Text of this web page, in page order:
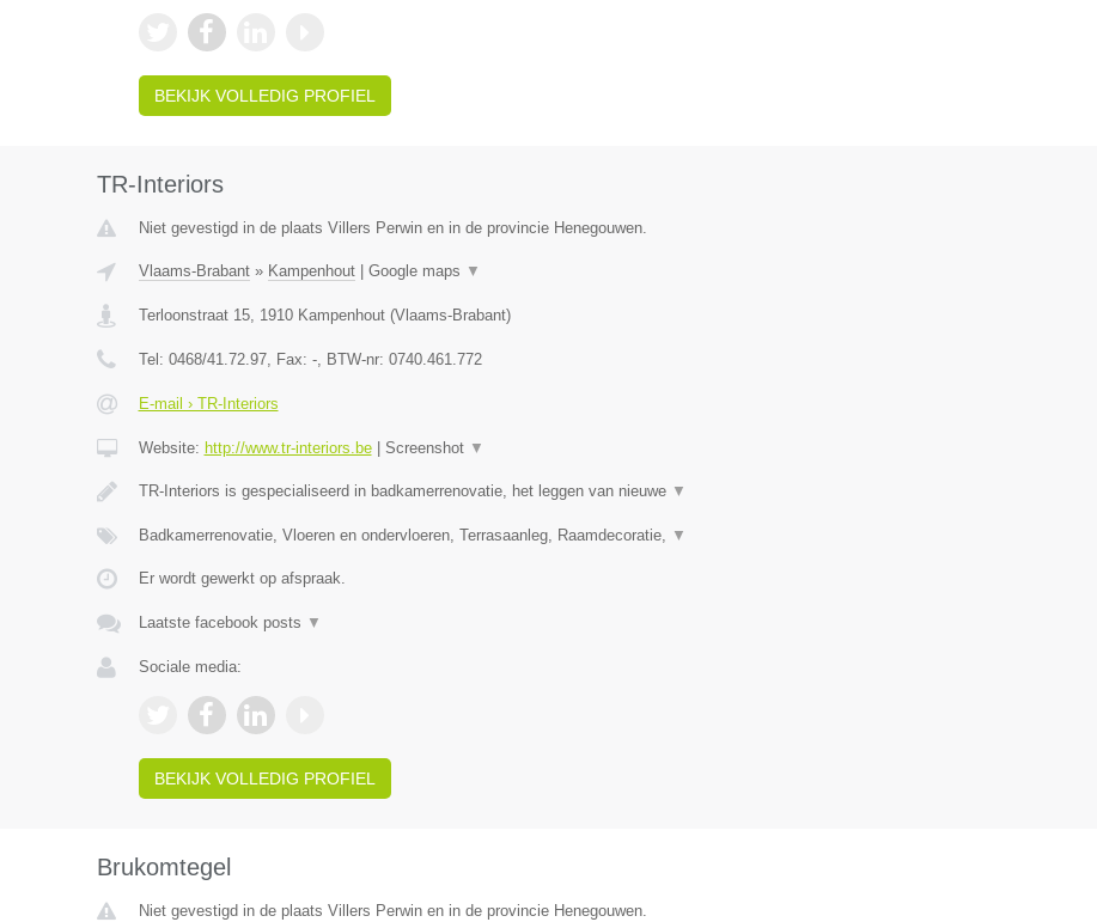
BEKIJK VOLLEDIG PROFIEL
TR-Interiors
Niet gevestigd in de plaats Villers Perwin en in de provincie Henegouwen.
Vlaams-Brabant» Kampenhout| Google maps ▼
Terloonstraat 15, 1910 Kampenhout(Vlaams-Brabant)
Tel: 0468/41.72.97, Fax: -, BTW-nr: 0740.461.772
E-mail › TR-Interiors
Website: http://www.tr-interiors.be| Screenshot ▼
TR-Interiors is gespecialiseerd in badkamerrenovatie, het leggen van nieuwe ▼
Badkamerrenovatie, Vloeren en ondervloeren, Terrasaanleg, Raamdecoratie, ▼
Er wordt gewerkt op afspraak.
Laatste facebook posts ▼
Sociale media:
BEKIJK VOLLEDIG PROFIEL
Brukomtegel
Niet gevestigd in de plaats Villers Perwin en in de provincie Henegouwen.